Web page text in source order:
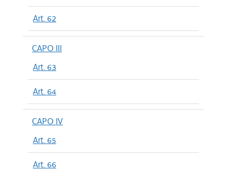
Art. 62
CAPO III
Art. 63
Art. 64
CAPO IV
Art. 65
Art. 66